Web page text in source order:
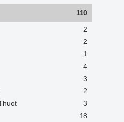
110
2
2
1
4
3
2
3
18